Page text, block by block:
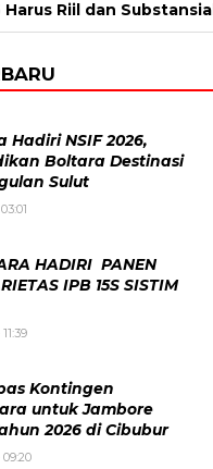
Riil dan Substansial
NSIF 2026,
Boltara Destinasi
Sulut
HADIRI PANEN
IPB 15S SISTIM
Kontingen
untuk Jambore
2026 di Cibubur